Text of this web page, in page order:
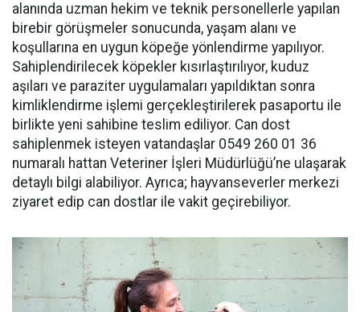
alanında uzman hekim ve teknik personellerle yapılan
birebir görüşmeler sonucunda, yaşam alanı ve
koşullarına en uygun köpeğe yönlendirme yapılıyor.
Sahiplendirilecek köpekler kısırlaştırılıyor, kuduz
aşıları ve paraziter uygulamaları yapıldıktan sonra
kimliklendirme işlemi gerçekleştirilerek pasaportu ile
birlikte yeni sahibine teslim ediliyor. Can dost
sahiplenmek isteyen vatandaşlar 0549 260 01 36
numaralı hattan Veteriner İşleri Müdürlüğü’ne ulaşarak
detaylı bilgi alabiliyor. Ayrıca; hayvanseverler merkezi
ziyaret edip can dostlar ile vakit geçirebiliyor.